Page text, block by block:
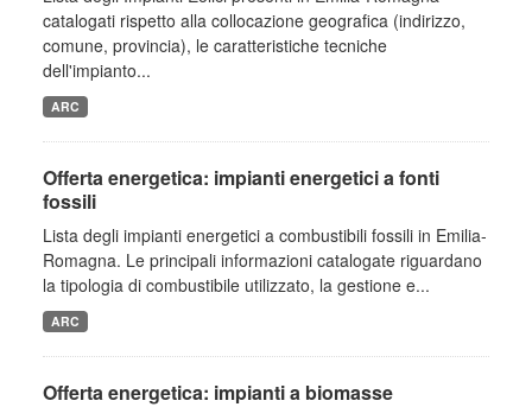
catalogati rispetto alla collocazione geografica (indirizzo,
comune, provincia), le caratteristiche tecniche
dell'impianto...
ARC
Offerta energetica: impianti energetici a fonti
fossili
Lista degli impianti energetici a combustibili fossili in Emilia-
Romagna. Le principali informazioni catalogate riguardano
la tipologia di combustibile utilizzato, la gestione e...
ARC
Offerta energetica: impianti a biomasse